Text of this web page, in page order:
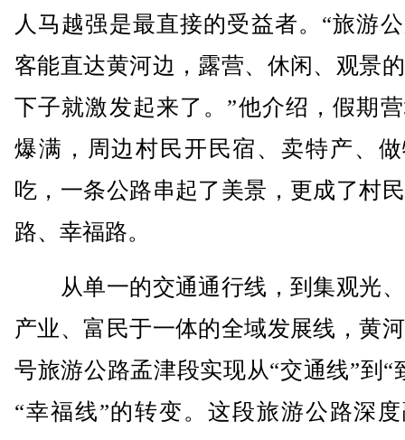
人马越强是最直接的受益者。“旅游
客能直达黄河边，露营、休闲、观景
下子就激发起来了。”他介绍，假期
爆满，周边村民开民宿、卖特产、
吃，一条公路串起了美景，更成了村
路、幸福路。
从单一的交通通行线，到集观光
产业、富民于一体的全域发展线，黄
号旅游公路孟津段实现从“交通线”到“
“幸福线”的转变。这段旅游公路深